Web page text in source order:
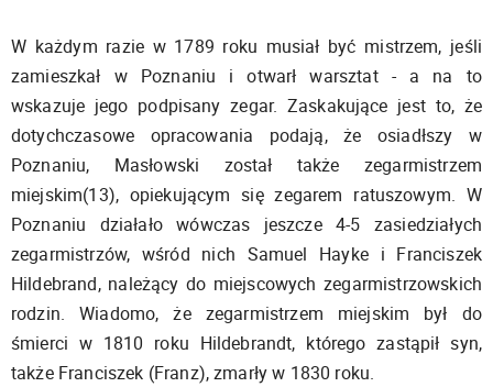
W każdym razie w 1789 roku musiał być mistrzem, jeśli
zamieszkał w Poznaniu i otwarł warsztat - a na to
wskazuje jego podpisany zegar. Zaskakujące jest to, że
dotychczasowe opracowania podają, że osiadłszy w
Poznaniu, Masłowski został także zegarmistrzem
miejskim(13), opiekującym się zegarem ratuszowym. W
Poznaniu działało wówczas jeszcze 4-5 zasiedziałych
zegarmistrzów, wśród nich Samuel Hayke i Franciszek
Hildebrand, należący do miejscowych zegarmistrzowskich
rodzin. Wiadomo, że zegarmistrzem miejskim był do
śmierci w 1810 roku Hildebrandt, którego zastąpił syn,
także Franciszek (Franz), zmarły w 1830 roku.